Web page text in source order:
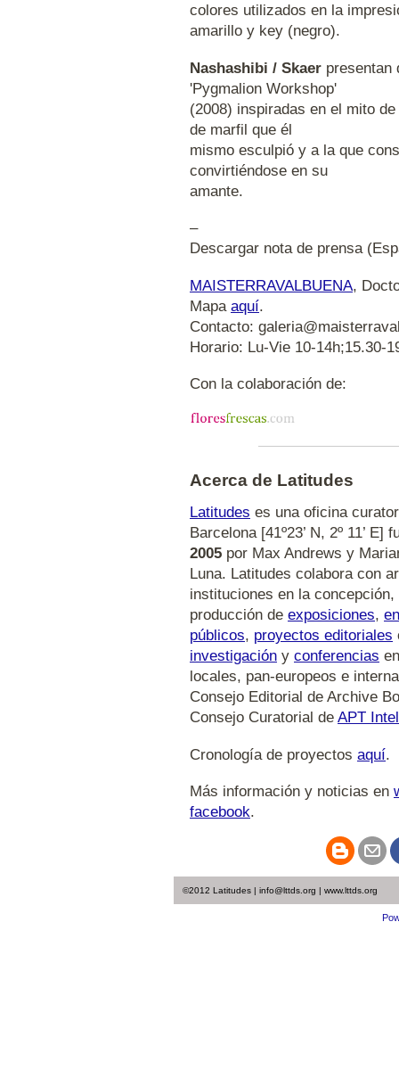
colores utilizados en la
amarillo y key (negro).
Nashashibi / Skaer presentan
'Pygmalion Workshop'
(2008) inspiradas en el mito
de marfil que él
mismo esculpió y a la que
convirtiéndose en su
amante.
–
Descargar nota de prensa
MAISTERRAVALBUENA,
Mapa aquí.
Contacto:
Horario: Lu-Vie 10-14h;15.30-
Con la colaboración de:
Acerca de Latitudes
Latitudes es una oficina
Barcelona [41º23’ N, 2º 11’ E]
2005 por Max Andrews y
Luna. Latitudes colabora con
instituciones en la
producción de exposiciones,
públicos, proyectos editoriales
investigación y conferencias
locales, pan-europeos e
Consejo Editorial de Archive
Consejo Curatorial de APT
Cronología de proyectos aquí.
Más información y noticias en
facebook.
©2012 Latitudes | info@lttds.org | www.lttds.org